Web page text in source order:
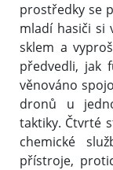
prostředky se
mladí hasiči si
sklem a
předvedli, jak
věnováno
dronů u
taktiky. Čtvrté
chemické
přístroje,